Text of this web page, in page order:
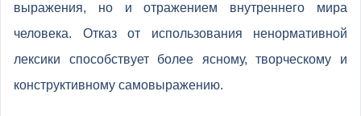
выражения, но и отражением внутреннего мира
человека. Отказ от использования ненормативной
лексики способствует более ясному, творческому и
конструктивному самовыражению.